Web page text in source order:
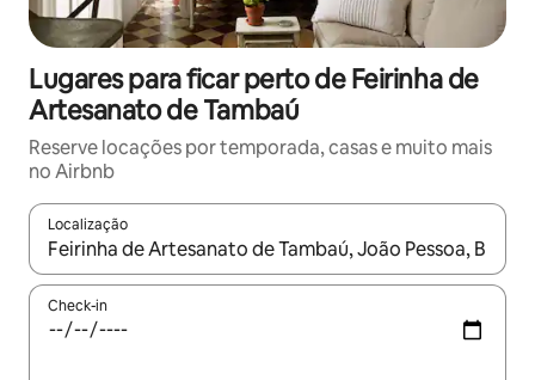
Lugares para ficar perto de Feirinha de
Artesanato de Tambaú
Reserve locações por temporada, casas e muito mais
no Airbnb
Localização
Quando os resultados estiverem disponíveis, explore-os
Check-in